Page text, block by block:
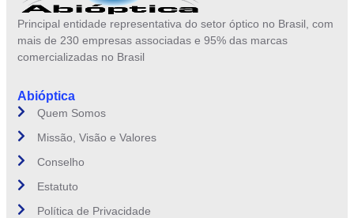
Principal entidade representativa do setor óptico no Brasil, com
mais de 230 empresas associadas e 95% das marcas
comercializadas no Brasil
Abióptica
Quem Somos
Missão, Visão e Valores
Conselho
Estatuto
Política de Privacidade